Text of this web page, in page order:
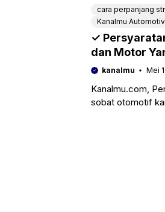
cara perpanjang
Kanalmu
✓
dan Motor
kanalmu Mei
Kanalmu.com,
sobat otomotif